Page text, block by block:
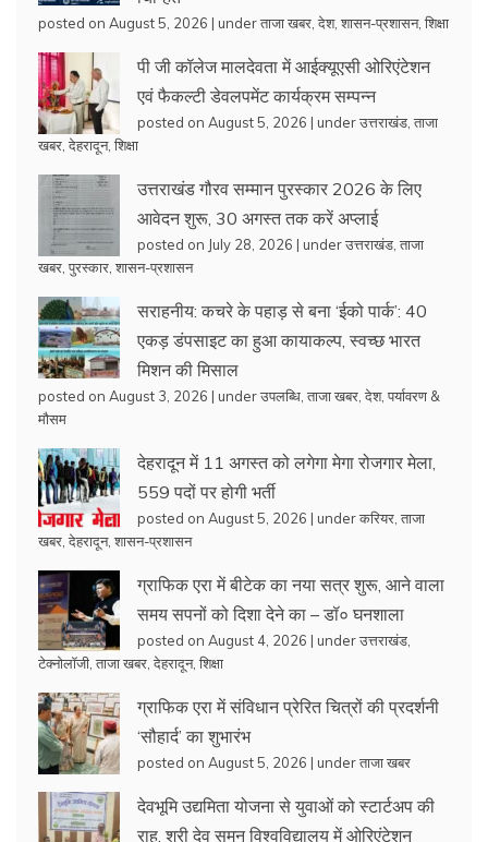
posted on August 5, 2026 | underताजा खबर देश, शासन-प्रशासन, शिक्षा
पी जी कॉलेज मालदेवता में आईक्यूएसी ओरिएंटेशन
एवं फैकल्टी डेवलपमेंट कार्यक्रम सम्पन्न
posted on August 5, 2026 | underउत्तराखंड ताजा
खबर देहरादून, शिक्षा
उत्तराखंड गौरव सम्मान पुरस्कार 2026 के लिए
आवेदन शुरू, 30 अगस्त तक करें अप्लाई
posted on July 28, 2026 | underउत्तराखंड ताजा
खबर पुरस्कार शासन-प्रशासन
सराहनीय: कचरे के पहाड़ से बना ‘ईको पार्क’: 40
एकड़ डंपसाइट का हुआ कायाकल्प, स्वच्छ भारत
मिशन की मिसाल
posted on August 3, 2026 | underउपलब्धि ताजा खबर देश, पर्यावरण &
मौसम
देहरादून में 11 अगस्त को लगेगा मेगा रोजगार मेला,
559 पदों पर होगी भर्ती
posted on August 5, 2026 | underकरियर ताजा
खबर देहरादून, शासन-प्रशासन
ग्राफिक एरा में बीटेक का नया सत्र शुरू, आने वाला
समय सपनों को दिशा देने का – डॉ० घनशाला
posted on August 4, 2026 | underउत्तराखंड
टेक्नोलॉजी ताजा खबर देहरादून, शिक्षा
ग्राफिक एरा में संविधान प्रेरित चित्रों की प्रदर्शनी
‘सौहार्द’ का शुभारंभ
posted on August 5, 2026 | underताजा खबर
देवभूमि उद्यमिता योजना से युवाओं को स्टार्टअप की
राह, श्री देव सुमन विश्वविद्यालय में ओरिएंटेशन